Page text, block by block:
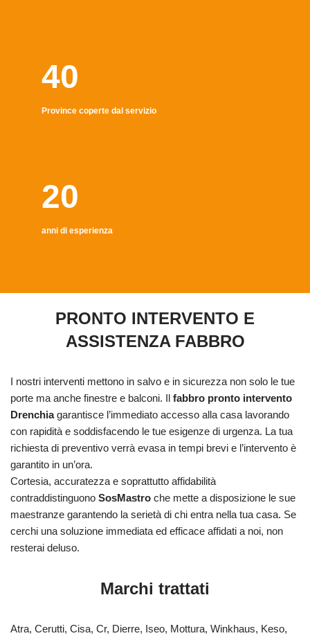
40
Province coperte dal servizio
20
anni di esperienza
PRONTO INTERVENTO E
ASSISTENZA FABBRO
I nostri interventi mettono in salvo e in sicurezza non solo le tue
porte ma anche finestre e balconi. Il fabbro pronto intervento
Drenchiagarantisce l’immediato accesso alla casa lavorando
con rapidità e soddisfacendo le tue esigenze di urgenza. La tua
richiesta di preventivo verrà evasa in tempi brevi e l’intervento è
garantito in un’ora.
Cortesia, accuratezza e soprattutto affidabilità
contraddistinguono SosMastro che mette a disposizione le sue
maestranze garantendo la serietà di chi entra nella tua casa. Se
cerchi una soluzione immediata ed efficace affidati a noi, non
resterai deluso.
Marchi trattati
Atra, Cerutti, Cisa, Cr, Dierre, Iseo, Mottura, Winkhaus, Keso,